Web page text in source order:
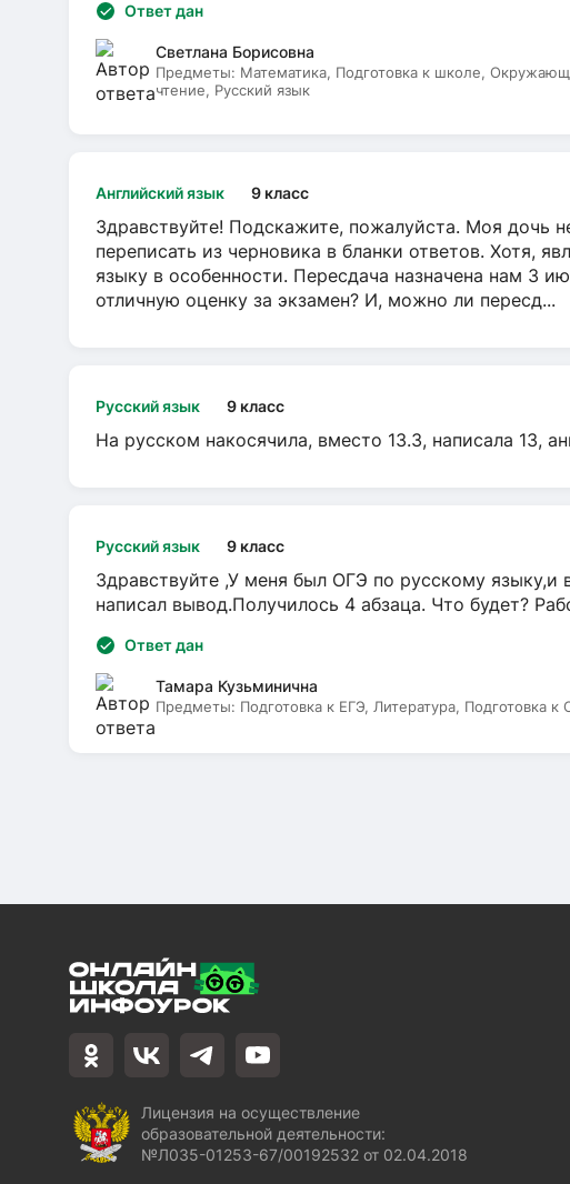
Ответ дан
Светлана Борисовна
Предметы: Математика, Подготовка к школе,
чтение, Русский язык
Английский язык 9 класс
Здравствуйте! Подскажите, пожалуйста. Моя дочь
переписать из черновика в бланки ответов. Хотя,
языку в особенности. Пересдача назначена нам 3
отличную оценку за экзамен? И, можно ли пересд...
Русский язык 9 класс
На русском накосячила, вместо 13.3, написала 13,
Русский язык 9 класс
Здравствуйте ,У меня был ОГЭ по русскому языку,и
написал вывод.Получилось 4 абзаца. Что будет?
Ответ дан
Тамара Кузьминична
Предметы: Подготовка к ЕГЭ, Литература, Подготовка к
Лицензия на осуществление
образовательной деятельности:
№Л035-01253-67/00192532 от 02.04.2018